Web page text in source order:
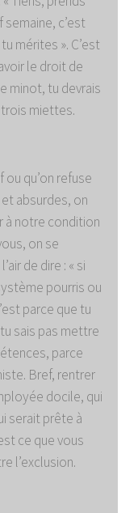
c’est
mérites ». C’est
le droit de
minot, tu devrais
trois miettes.
qu’on refuse
absurdes, on
à notre condition
on se
de dire : « si
pourris ou
parce que tu
sais pas mettre
parce
Bref, rentrer
docile, qui
serait prête à
ce que vous
l’exclusion.